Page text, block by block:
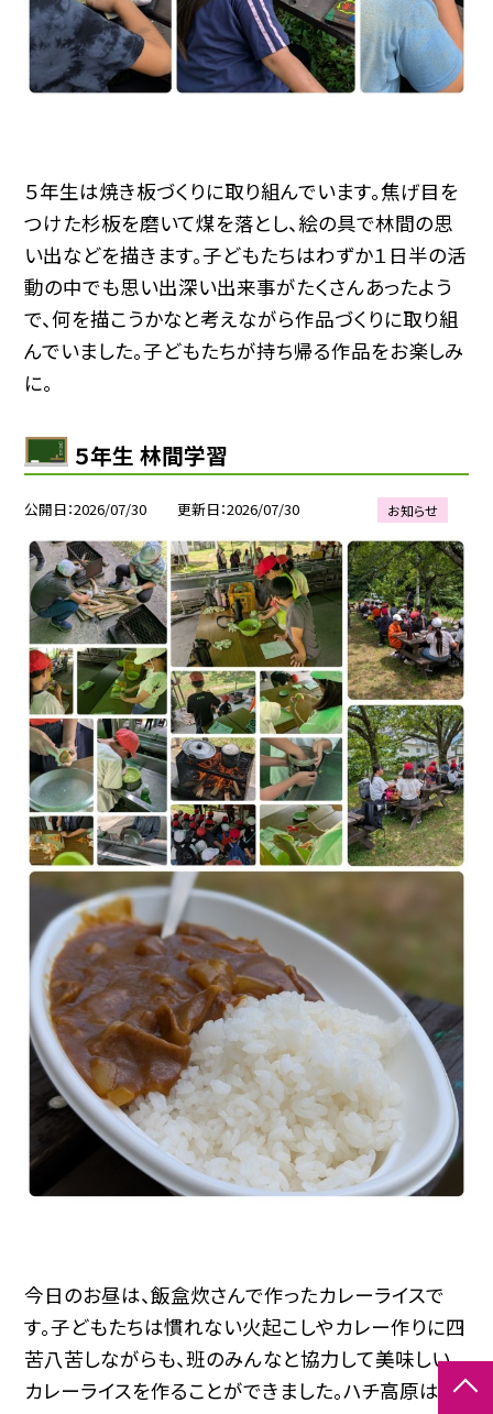
５年生は焼き板づくりに取り組んでいます。焦げ目を
つけた杉板を磨いて煤を落とし、絵の具で林間の思
い出などを描きます。子どもたちはわずか１日半の活
動の中でも思い出深い出来事がたくさんあったよう
で、何を描こうかなと考えながら作品づくりに取り組
んでいました。子どもたちが持ち帰る作品をお楽しみ
に。
５年生 林間学習
公開日 2026/07/30 更新日 2026/07/30 お知らせ
今日のお昼は、飯盒炊さんで作ったカレーライスで
す。子どもたちは慣れない火起こしやカレー作りに四
苦八苦しながらも、班のみんなと協力して美味しい
カレーライスを作ることができました。ハチ高原はと